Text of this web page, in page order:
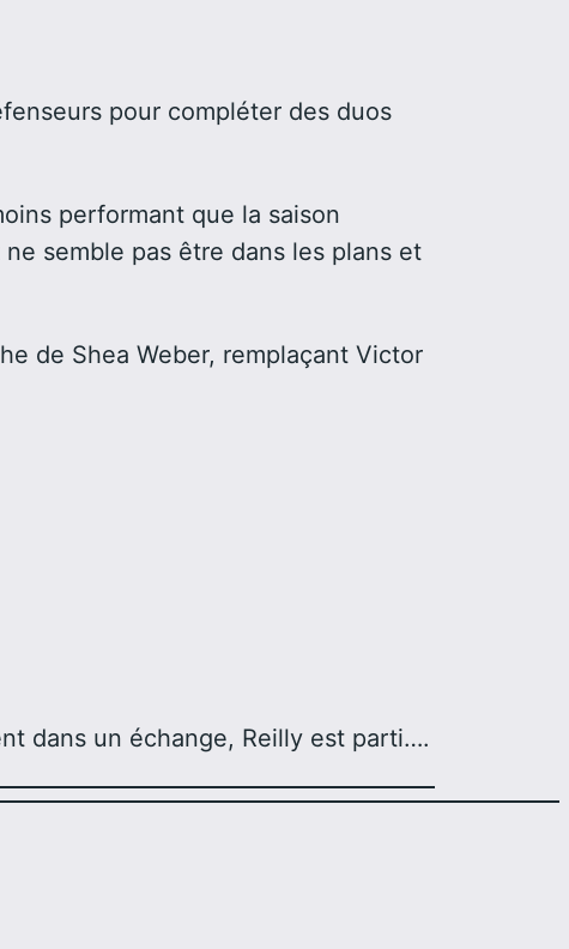
pour compléter des duos
performant que la saison
semble pas être dans les plans et
de Shea Weber, remplaçant Victor
dans un échange, Reilly est parti….